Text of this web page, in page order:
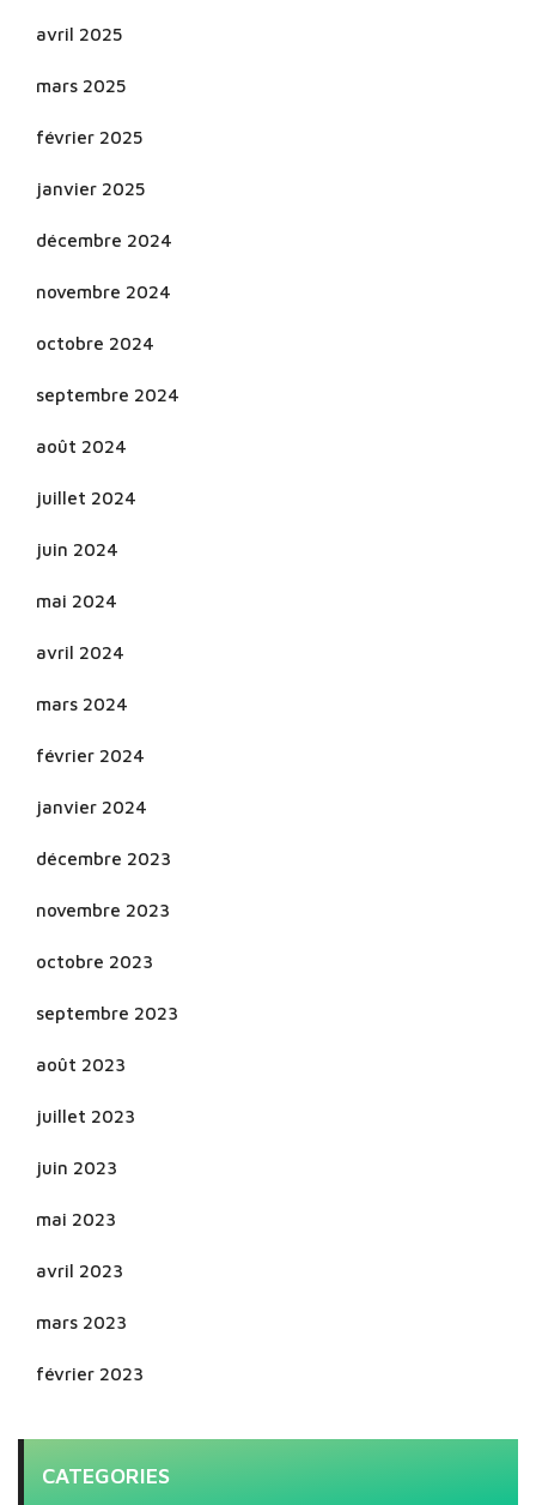
avril 2025
mars 2025
février 2025
janvier 2025
décembre 2024
novembre 2024
octobre 2024
septembre 2024
août 2024
juillet 2024
juin 2024
mai 2024
avril 2024
mars 2024
février 2024
janvier 2024
décembre 2023
novembre 2023
octobre 2023
septembre 2023
août 2023
juillet 2023
juin 2023
mai 2023
avril 2023
mars 2023
février 2023
CATEGORIES